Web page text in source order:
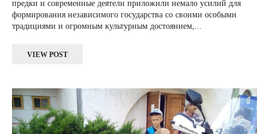
предки и современные деятели приложили немало усилий для
формирования независимого государства со своими особыми
традициями и огромным культурным достоянием,...
VIEW POST